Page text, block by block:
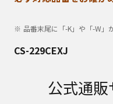
品番末尾に「-K」や「-W」
CS-229CEXJ
公式通